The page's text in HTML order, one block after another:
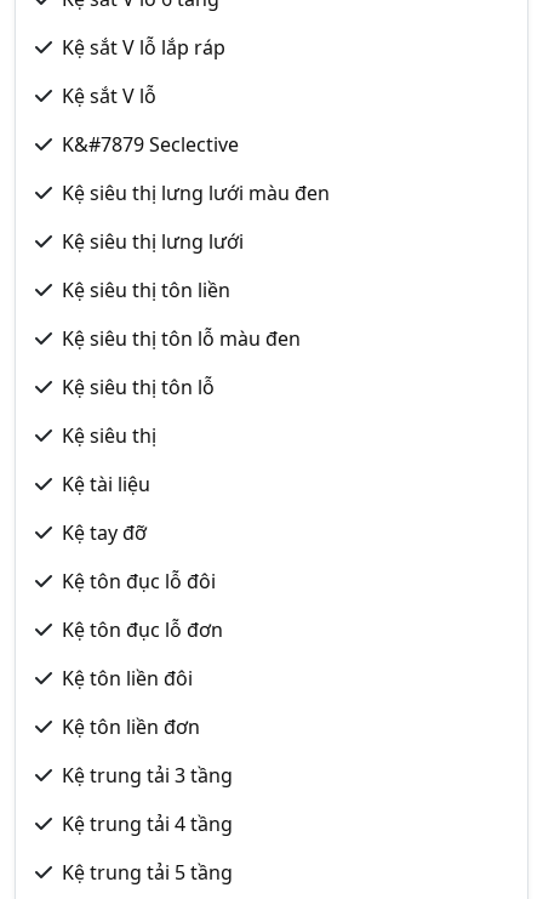
Kệ sắt V lỗ lắp ráp
Kệ sắt V lỗ
K&#7879 Seclective
Kệ siêu thị lưng lưới màu đen
Kệ siêu thị lưng lưới
Kệ siêu thị tôn liền
Kệ siêu thị tôn lỗ màu đen
Kệ siêu thị tôn lỗ
Kệ siêu thị
Kệ tài liệu
Kệ tay đỡ
Kệ tôn đục lỗ đôi
Kệ tôn đục lỗ đơn
Kệ tôn liền đôi
Kệ tôn liền đơn
Kệ trung tải 3 tầng
Kệ trung tải 4 tầng
Kệ trung tải 5 tầng